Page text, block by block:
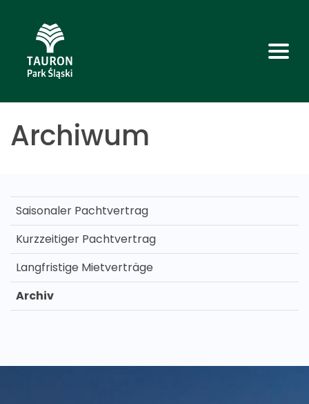
Archiwum
Saisonaler Pachtvertrag
Kurzzeitiger Pachtvertrag
Langfristige Mietverträge
Archiv